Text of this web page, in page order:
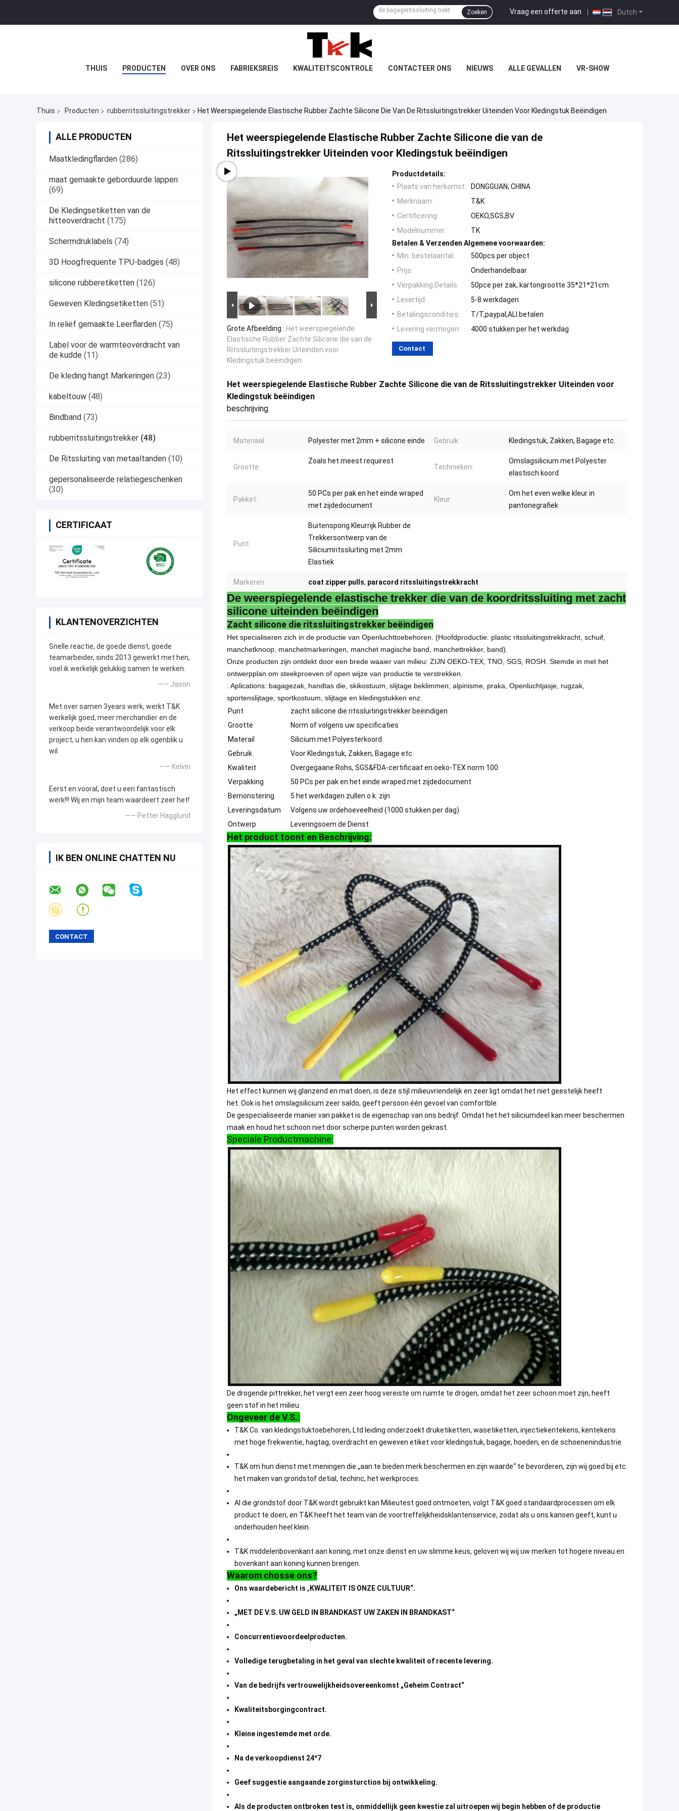
Dutch
Vraag een offerte aan |
Zoeken
THUIS PRODUCTEN OVER ONS FABRIEKSREIS KWALITEITSCONTROLE CONTACTEER ONS NIEUWS ALLE GEVALLEN VR-SHOW
Thuis Producten rubberritssluitingstrekker Het Weerspiegelende Elastische Rubber Zachte Silicone Die Van De Ritssluitingstrekker Uiteinden Voor Kledingstuk Beëindigen
ALLE PRODUCTEN
Maatkledingflarden (286)
maat gemaakte geborduurde lappen
(69)
De Kledingsetiketten van de
hitteoverdracht (175)
Schermdruklabels (74)
3D Hoogfrequente TPU-badges (48)
silicone rubberetiketten (126)
Geweven Kledingsetiketten (51)
In reliëf gemaakte Leerflarden (75)
Label voor de warmteoverdracht van
de kudde (11)
De kleding hangt Markeringen (23)
kabeltouw (48)
Bindband (73)
rubberritssluitingstrekker (48)
De Ritssluiting van metaaltanden (10)
gepersonaliseerde relatiegeschenken
(30)
CERTIFICAAT
KLANTENOVERZICHTEN
Snelle reactie, de goede dienst, goede
teamarbeider, sinds 2013 gewerkt met hen,
voel ik werkelijk gelukkig samen te werken.
—— Jason
Met over samen 3years werk, werkt T&K
werkelijk goed, meer merchandier en de
verkoop beide verantwoordelijk voor elk
project, u hen kan vinden op elk ogenblik u
wil.
—— Kelvin
Eerst en vooral, doet u een fantastisch
werk!!! Wij en mijn team waardeert zeer het!
—— Petter Hagglund
IK BEN ONLINE CHATTEN NU
Het weerspiegelende Elastische Rubber Zachte Silicone die van de
Ritssluitingstrekker Uiteinden voor Kledingstuk beëindigen
Grote Afbeelding : Het weerspiegelende
Elastische Rubber Zachte Silicone die van de
Ritssluitingstrekker Uiteinden voor
Kledingstuk beëindigen
Productdetails:
Plaats van herkomst:
DONGGUAN, CHINA
Merknaam:
T&K
Certificering:
OEKO,SGS,BV
Modelnummer:
TK
Betalen & Verzenden Algemene voorwaarden:
Min. bestelaantal:
500pcs per object
Prijs:
Onderhandelbaar
Verpakking Details:
50pce per zak, kartongrootte 35*21*21cm
Levertijd:
5-8 werkdagen
Betalingscondities:
T/T,paypal,ALI betalen
Levering vermogen:
4000 stukken per het werkdag
Contact
Het weerspiegelende Elastische Rubber Zachte Silicone die van de Ritssluitingstrekker Uiteinden voor
Kledingstuk beëindigen
beschrijving
Materiaal: Polyester met 2mm + silicone einde Gebruik: Kledingstuk, Zakken, Bagage etc.
Grootte:
Zoals het meest requirest
Technieken:
Omslagsilicium met Polyester
elastisch koord
Pakket:
50 PCs per pak en het einde wraped
met zijdedocument
Kleur:
Om het even welke kleur in
pantonegrafiek
Punt:
Buitensporig Kleurrijk Rubber de
Trekkersontwerp van de
Siliciumritssluiting met 2mm
Elastiek
Markeren: coat zipper pulls, paracord ritssluitingstrekkracht
De weerspiegelende elastische trekker die van de koordritssluiting met zacht
silicone uiteinden beëindigen
Zacht silicone die ritssluitingstrekker beëindigen
Het specialiseren zich in de productie van Openluchttoebehoren. (Hoofdproductie: plastic ritssluitingstrekkracht, schuif,
manchetknoop, manchetmarkeringen, manchet magische band, manchettrekker, band).
Onze producten zijn ontdekt door een brede waaier van milieu: ZIJN OEKO-TEX, TNO, SGS, ROSH. Stemde in met het
ontwerpplan om steekproeven of open wijze van productie te verstrekken.
. Aplications: bagagezak, handtas die, skikostuum, slijtage beklimmen; alpinisme, praka, Openluchtjasje, rugzak,
sportenslijtage, sportkostuum, slijtage en kledingstukken enz.
Punt
zacht silicone die ritssluitingstrekker beëindigen
Grootte
Norm of volgens uw specificaties
Materail
Silicium met Polyesterkoord
Gebruik
Voor Kledingstuk, Zakken, Bagage etc.
Kwaliteit
Overgegaane Rohs, SGS&FDA-certificaat en oeko-TEX norm 100
Verpakking
50 PCs per pak en het einde wraped met zijdedocument
Bemonstering
5 het werkdagen zullen o.k. zijn
Leveringsdatum
Volgens uw ordehoeveelheid (1000 stukken per dag)
Ontwerp
Leveringsoem de Dienst
Het product toont en Beschrijving:
Het effect kunnen wij glanzend en mat doen, is deze stijl milieuvriendelijk en zeer ligt omdat het niet geestelijk heeft
het. Ook is het omslagsilicium zeer saldo, geeft persoon één gevoel van comfortble.
De gespecialiseerde manier van pakket is de eigenschap van ons bedrijf. Omdat het het siliciumdeel kan meer beschermen
maak en houd het schoon niet door scherpe punten worden gekrast.
Speciale Productmachine:
De drogende pittrekker, het vergt een zeer hoog vereiste om ruimte te drogen, omdat het zeer schoon moet zijn, heeft
geen stof in het milieu.
Ongeveer de V.S.:
T&K Co. van kledingstuktoebehoren, Ltd leiding onderzoekt druketiketten, wasetiketten, injectiekentekens, kentekens
met hoge frekwentie, hagtag, overdracht en geweven etiket voor kledingstuk, bagage, hoeden, en de schoenenindustrie.
T&K om hun dienst met meningen die „aan te bieden merk beschermen en zijn waarde“ te bevorderen, zijn wij goed bij etc.
het maken van grondstof detial, techinc, het werkproces.
Al die grondstof door T&K wordt gebruikt kan Milieutest goed ontmoeten, volgt T&K goed standaardprocessen om elk
product te doen, en T&K heeft het team van de voortreffelijkheidsklantenservice, zodat als u ons kansen geeft, kunt u
onderhouden heel klein.
T&K middelenbovenkant aan koning, met onze dienst en uw slimme keus, geloven wij wij uw merken tot hogere niveau en
bovenkant aan koning kunnen brengen.
Waarom chosse ons?
Ons waardebericht is „ KWALITEIT IS ONZE CULTUUR“.
„MET DE V.S. UW GELD IN BRANDKAST UW ZAKEN IN BRANDKAST“
Concurrentievoordeelproducten.
Volledige terugbetaling in het geval van slechte kwaliteit of recente levering.
Van de bedrijfs vertrouwelijkheidsovereenkomst „Geheim Contract“
Kwaliteitsborgingcontract.
Kleine ingestemde met orde.
Na de verkoopdienst 24*7
Geef suggestie aangaande zorginsturction bij ontwikkeling.
Als de producten ontbroken test is, onmiddellijk geen kwestie zal uitroepen wij begin hebben of de productie